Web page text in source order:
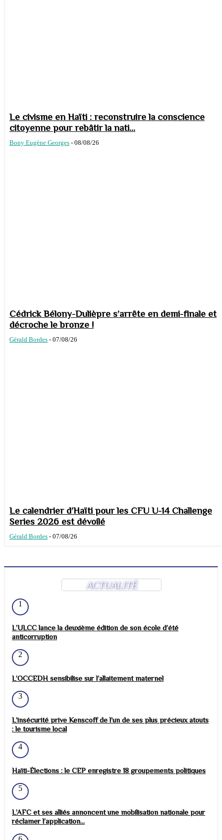
Le civisme en Haïti : reconstruire la conscience
citoyenne pour rebâtir la nati...
Bony Eugène Georges - 08/08/26
Cédrick Bélony-Dulièpre s’arrête en demi-finale et
décroche le bronze !
Gérald Bordes - 07/08/26
Le calendrier d’Haïti pour les CFU U-14 Challenge
Series 2026 est dévoilé
Gérald Bordes - 07/08/26
ACTUALITÉ
1
L’ULCC lance la deuxième édition de son école d’été
anticorruption
2
L’OCCEDH sensibilise sur l’allaitement maternel
3
L’insécurité prive Kenscoff de l’un de ses plus précieux atouts
: le tourisme local
4
Haïti-Élections : le CEP enregistre 18 groupements politiques
5
L’AFC et ses alliés annoncent une mobilisation nationale pour
réclamer l’application...